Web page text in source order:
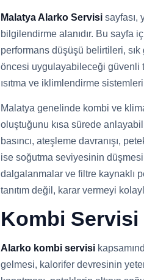
Malatya Alarko Servisi sayfası,
bilgilendirme alanıdır. Bu sayfa
performans düşüşü belirtileri, sık
öncesi uygulayabileceği güvenli
ısıtma ve iklimlendirme
Malatya genelinde kombi ve
oluştuğunu kısa sürede
basıncı, ateşleme davranışı,
ise soğutma seviyesinin
dalgalanmalar ve filtre kaynaklı
tanıtım değil, karar vermeyi
Kombi
Alarko kombi servisi
gelmesi, kalorifer devresinin